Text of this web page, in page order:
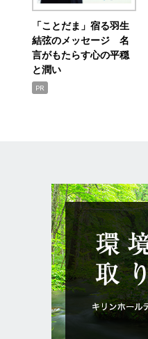
「ことだま」宿る羽生
結弦のメッセージ 名
言がもたらす心の平穏
と潤い
PR